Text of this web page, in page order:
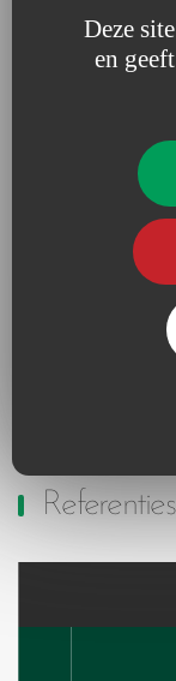
Deze
en
Geef
Als je dit
je ervaring met